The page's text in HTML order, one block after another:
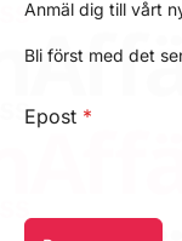
Anmäl dig till vårt
Bli först med det
Epost *